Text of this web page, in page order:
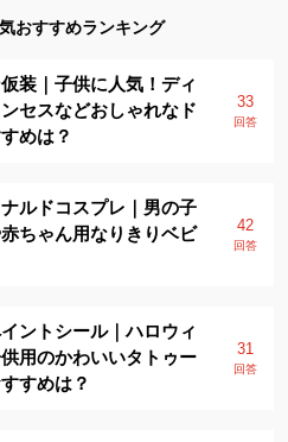
おすすめランキング
装｜子供に人気！ディ
セスなどおしゃれなド
めは？
33
回答
ルドコスプレ｜男の子
ちゃん用なりきりベビ
42
回答
ントシール｜ハロウィ
用のかわいいタトゥー
すめは？
31
回答